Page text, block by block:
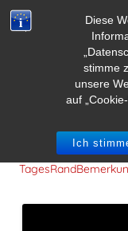
Diese
stimme
unsere
auf
Ich
Alle Kunst